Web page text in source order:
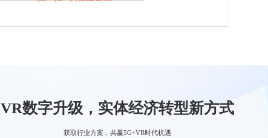
VR数字升级，实体经济转型新方式
获取行业方案，共赢5G+VR时代机遇